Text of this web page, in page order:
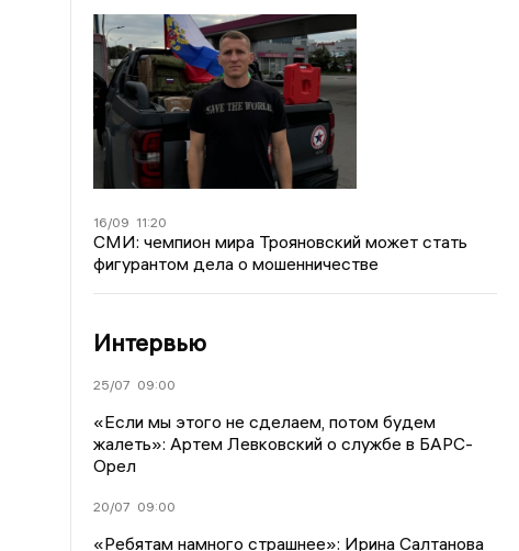
16/09 11:20
СМИ: чемпион мира Трояновский может стать
фигурантом дела о мошенничестве
Интервью
25/07 09:00
«Если мы этого не сделаем, потом будем
жалеть»: Артем Левковский о службе в БАРС-
Орел
20/07 09:00
«Ребятам намного страшнее»: Ирина Салтанова